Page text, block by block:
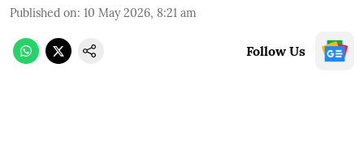
Published on: 10 May 2026, 8:21 am
Follow Us